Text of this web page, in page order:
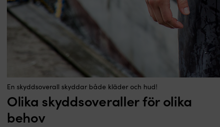
En skyddsoverall skyddar både kläder och hud!
Olika skyddsoveraller för olika
behov